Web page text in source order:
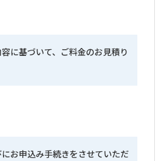
に基づいて、ご料金のお見積り
お申込み手続きをさせていただ